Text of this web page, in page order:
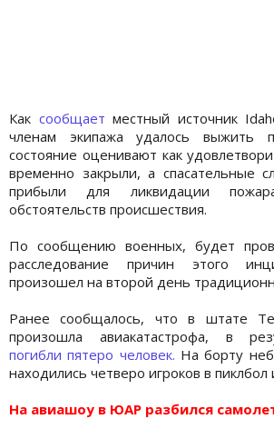
Как сообщает местный источник
членам экипажа удалось выжить
состояние оценивают как
временно закрыли, а спасательные
прибыли для ликвидации
обстоятельств происшествия.
По сообщению военных, будет
расследование причин этого
произошел на второй день
Ранее сообщалось, что в штате
произошла авиакатастрофа, в
погибли пятеро человек. На борту
находились четверо игроков в пиклбол
На авиашоу в ЮАР разбился